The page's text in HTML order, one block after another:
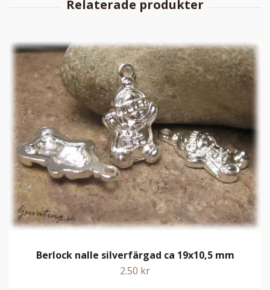
Berlock nalle silverfärgad ca 19x10,5 mm
2.50 kr